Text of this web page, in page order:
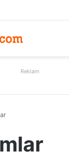
Reklam